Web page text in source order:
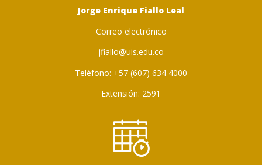
Jorge Enrique Fiallo Leal
Correo electrónico
jfiallo@uis.edu.co
Teléfono: +57 (607) 634 4000
Extensión: 2591